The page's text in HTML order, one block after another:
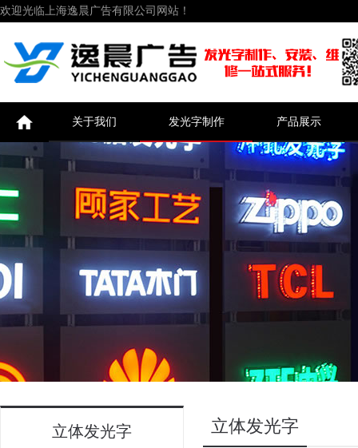
欢迎光临上海逸晨广告有限公司网站！
关于我们 发光字制作 产品展示
立体发光字 立体发光字